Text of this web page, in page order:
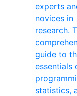
experts
novices in
research.
guide to
essentials
statistics,